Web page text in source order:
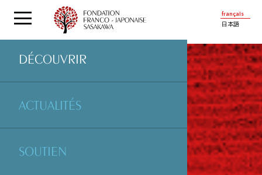
français
日本語
DÉCOUVRIR
ACTUALITÉS
SOUTIEN